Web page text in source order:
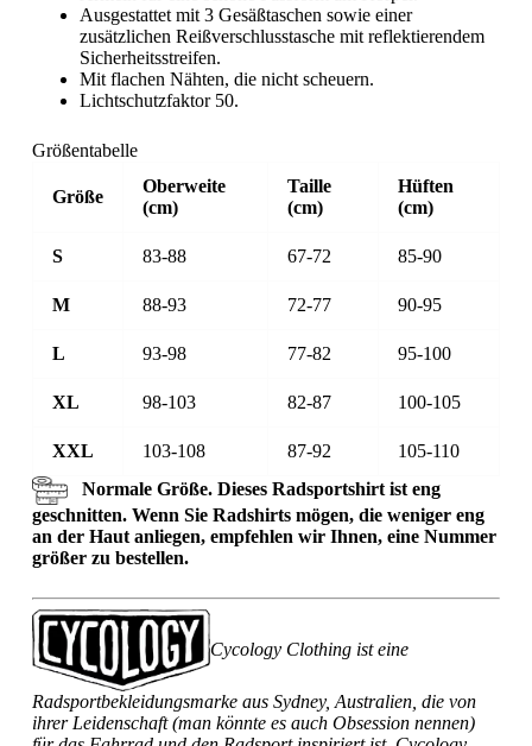
Ausgestattet mit 3 Gesäßtaschen sowie einer
zusätzlichen Reißverschlusstasche mit reflektierendem
Sicherheitsstreifen.
Mit flachen Nähten, die nicht scheuern.
Lichtschutzfaktor 50.
Größentabelle
Größe
Oberweite
(cm)
Taille
(cm)
Hüften
(cm)
S 83-88 67-72 85-90
M 88-93 72-77 90-95
L 93-98 77-82 95-100
XL 98-103 82-87 100-105
XXL 103-108 87-92
105-110
Normale Größe. Dieses Radsportshirt ist eng
geschnitten. Wenn Sie Radshirts mögen, die weniger eng
an der Haut anliegen, empfehlen wir Ihnen, eine Nummer
größer zu bestellen.
Cycology Clothing ist eine
Radsportbekleidungsmarke aus Sydney, Australien, die von
ihrer Leidenschaft (man könnte es auch Obsession nennen)